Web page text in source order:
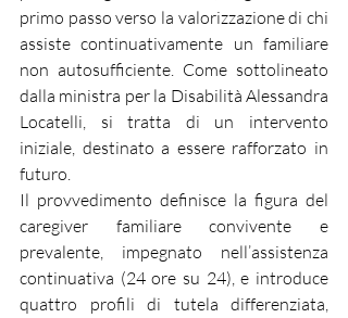
primo passo verso la valorizzazione di chi
assiste continuativamente un familiare
non autosufficiente. Come sottolineato
dalla ministra per la Disabilità Alessandra
Locatelli, si tratta di un intervento
iniziale, destinato a essere rafforzato in
futuro.
Il provvedimento definisce la figura del
caregiver familiare convivente e
prevalente, impegnato nell’assistenza
continuativa (24 ore su 24), e introduce
quattro profili di tutela differenziata,